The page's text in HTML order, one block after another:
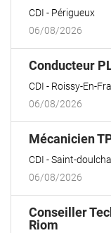
CDI
Périgueux
06/08/2026
Conducteur
CDI
Roissy-En-
06/08/2026
Mécanicien
CDI
Saint-
06/08/2026
Conseiller
Riom